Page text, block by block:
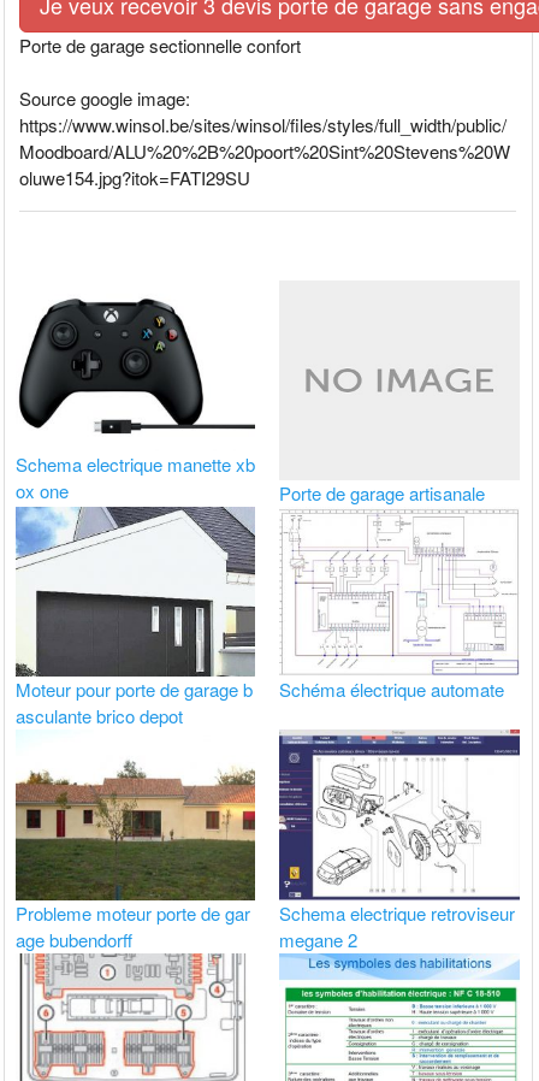
Porte de garage sectionnelle confort
Source google image:
https://www.winsol.be/sites/winsol/files/styles/full_width/public/
Moodboard/ALU%20%2B%20poort%20Sint%20Stevens%20W
oluwe154.jpg?itok=FATI29SU
Schema electrique manette xb
ox one
Porte de garage artisanale
Moteur pour porte de garage b
asculante brico depot
Schéma électrique automate
Probleme moteur porte de gar
age bubendorff
Schema electrique retroviseur
megane 2